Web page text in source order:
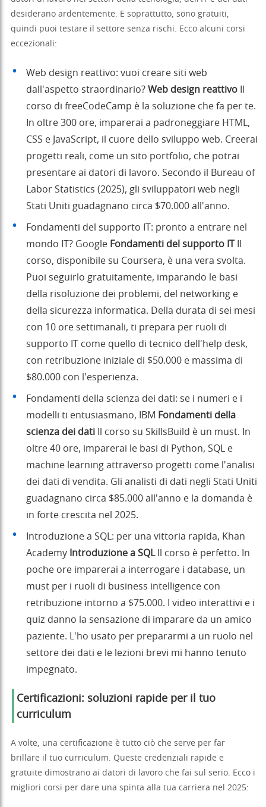
desiderano ardentemente. E soprattutto, sono gratuiti,
quindi puoi testare il settore senza rischi. Ecco alcuni corsi
eccezionali:
Web design reattivo: vuoi creare siti web
dall'aspetto straordinario? Web design reattivo
corso di freeCodeCamp è la soluzione che fa per te.
In oltre 300 ore, imparerai a padroneggiare HTML,
CSS e JavaScript, il cuore dello sviluppo web. Creerai
progetti reali, come un sito portfolio, che potrai
presentare ai datori di lavoro. Secondo il Bureau of
Labor Statistics (2025), gli sviluppatori web negli
Stati Uniti guadagnano circa $70.000 all'anno.
Fondamenti del supporto IT: pronto a entrare nel
mondo IT? Google Fondamenti del supporto IT
corso, disponibile su Coursera, è una vera svolta.
Puoi seguirlo gratuitamente, imparando le basi
della risoluzione dei problemi, del networking e
della sicurezza informatica. Della durata di sei mesi
con 10 ore settimanali, ti prepara per ruoli di
supporto IT come quello di tecnico dell'help desk,
con retribuzione iniziale di $50.000 e massima di
$80.000 con l'esperienza.
Fondamenti della scienza dei dati: se i numeri e i
modelli ti entusiasmano, IBM Fondamenti della
scienza dei dati Il corso su SkillsBuild è un must. In
oltre 40 ore, imparerai le basi di Python, SQL e
machine learning attraverso progetti come l'analisi
dei dati di vendita. Gli analisti di dati negli Stati Uniti
guadagnano circa $85.000 all'anno e la domanda è
in forte crescita nel 2025.
Introduzione a SQL: per una vittoria rapida, Khan
Academy Introduzione a SQLIl corso è perfetto. In
poche ore imparerai a interrogare i database, un
must per i ruoli di business intelligence con
retribuzione intorno a $75.000. I video interattivi e i
quiz danno la sensazione di imparare da un amico
paziente. L'ho usato per prepararmi a un ruolo nel
settore dei dati e le lezioni brevi mi hanno tenuto
impegnato.
Certificazioni: soluzioni rapide per il tuo
curriculum
A volte, una certificazione è tutto ciò che serve per far
brillare il tuo curriculum. Queste credenziali rapide e
gratuite dimostrano ai datori di lavoro che fai sul serio. Ecco i
migliori corsi per dare una spinta alla tua carriera nel 2025: